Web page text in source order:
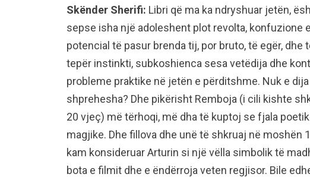
Skënder Sherifi: Libri që ma ka ndryshuar jetën,
sepse isha një adoleshent plot revolta, konfuzione
potencial të pasur brenda tij, por bruto, të egër, dhe
tepër instinkti, subkoshienca sesa vetëdija dhe
probleme praktike në jetën e përditshme. Nuk e
shprehesha? Dhe pikërisht Remboja (i cili kishte
20 vjeç) më tërhoqi, më dha të kuptoj se fjala
magjike. Dhe fillova dhe unë të shkruaj në moshën
kam konsideruar Arturin si një vëlla simbolik të
bota e filmit dhe e ëndërroja veten regjisor. Bile